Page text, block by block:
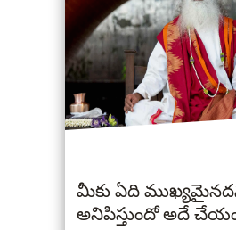
మీకు ఏది
అనిపిస్తుందో అదే